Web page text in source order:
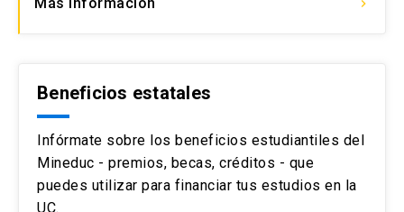
keyboard_arrow_right
Beneficios estatales
Infórmate sobre los beneficios estudiantiles del
Mineduc - premios, becas, créditos - que
puedes utilizar para financiar tus estudios en la
UC.